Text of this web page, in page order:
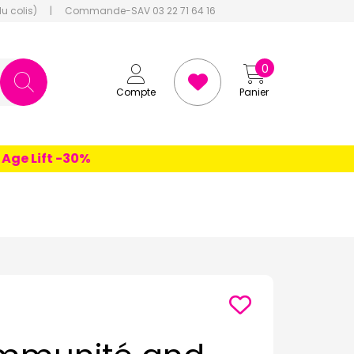
colis) | Commande-SAV 03 22 71 64 16
Compte Panier
0
Lift -30%